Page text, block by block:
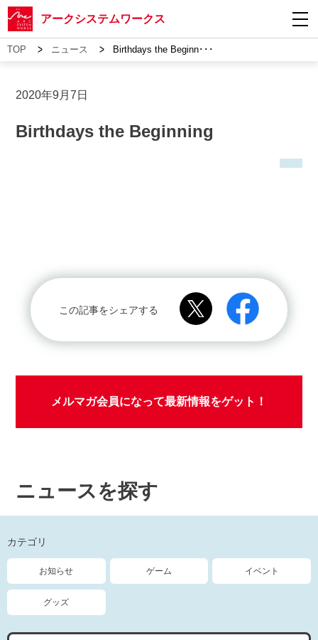
アークシステムワークス
TOP > ニュース > Birthdays the Beginn･･･
2020年9月7日
Birthdays the Beginning
この記事をシェアする
メルマガ会員になって最新情報をゲット！
ニュースを探す
カテゴリ
お知らせ ゲーム イベント
グッズ